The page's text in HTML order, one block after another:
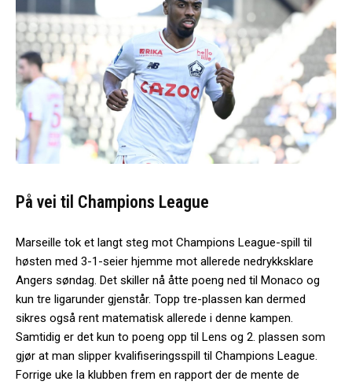
På vei til Champions League
Marseille tok et langt steg mot Champions League-spill til
høsten med 3-1-seier hjemme mot allerede nedrykksklare
Angers søndag. Det skiller nå åtte poeng ned til Monaco og
kun tre ligarunder gjenstår. Topp tre-plassen kan dermed
sikres også rent matematisk allerede i denne kampen.
Samtidig er det kun to poeng opp til Lens og 2. plassen som
gjør at man slipper kvalifiseringsspill til Champions League.
Forrige uke la klubben frem en rapport der de mente de